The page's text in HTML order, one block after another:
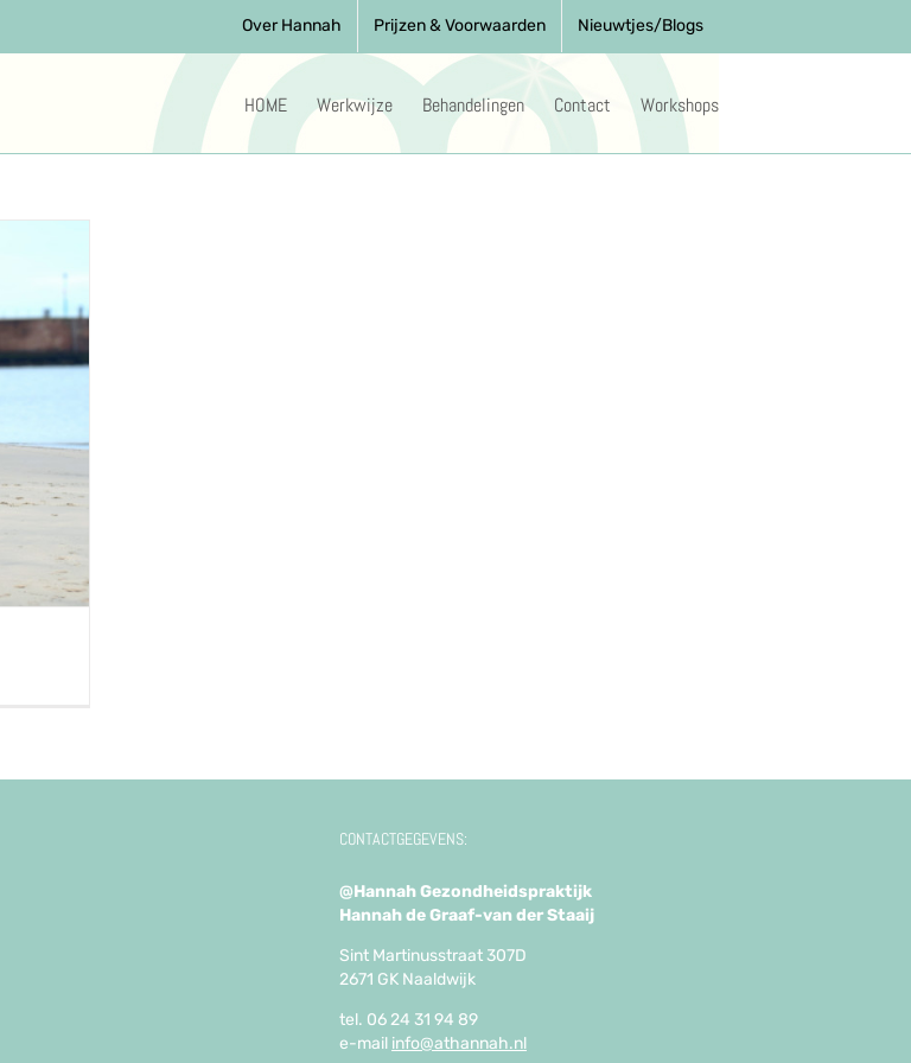
Over Hannah Prijzen & Voorwaarden Nieuwtjes/Blogs
HOME Werkwijze Behandelingen Contact Workshops
CONTACTGEGEVENS:
@Hannah Gezondheidspraktijk
Hannah de Graaf-van der Staaij
Sint Martinusstraat 307D
2671 GK Naaldwijk
tel. 06 24 31 94 89
e-mail info@athannah.nl